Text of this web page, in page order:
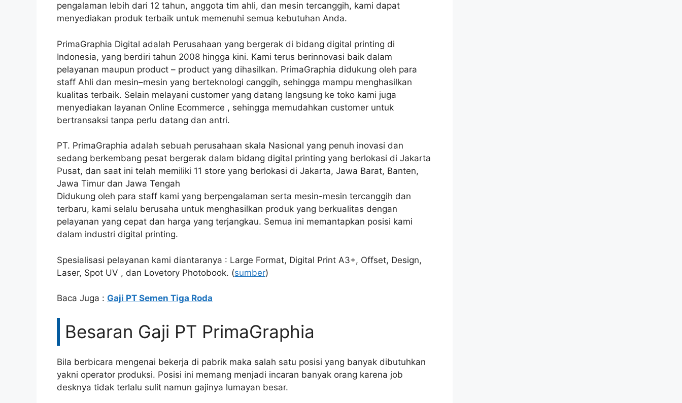
pengalaman lebih dari 12 tahun, anggota tim ahli, dan mesin tercanggih, kami dapat
menyediakan produk terbaik untuk memenuhi semua kebutuhan Anda.
PrimaGraphia Digital adalah Perusahaan yang bergerak di bidang digital printing di
Indonesia, yang berdiri tahun 2008 hingga kini. Kami terus berinnovasi baik dalam
pelayanan maupun product – product yang dihasilkan. PrimaGraphia didukung oleh para
staff Ahli dan mesin–mesin yang berteknologi canggih, sehingga mampu menghasilkan
kualitas terbaik. Selain melayani customer yang datang langsung ke toko kami juga
menyediakan layanan Online Ecommerce , sehingga memudahkan customer untuk
bertransaksi tanpa perlu datang dan antri.
PT. PrimaGraphia adalah sebuah perusahaan skala Nasional yang penuh inovasi dan
sedang berkembang pesat bergerak dalam bidang digital printing yang berlokasi di Jakarta
Pusat, dan saat ini telah memiliki 11 store yang berlokasi di Jakarta, Jawa Barat, Banten,
Jawa Timur dan Jawa Tengah
Didukung oleh para staff kami yang berpengalaman serta mesin-mesin tercanggih dan
terbaru, kami selalu berusaha untuk menghasilkan produk yang berkualitas dengan
pelayanan yang cepat dan harga yang terjangkau. Semua ini memantapkan posisi kami
dalam industri digital printing.
Spesialisasi pelayanan kami diantaranya : Large Format, Digital Print A3+, Offset, Design,
Laser, Spot UV , dan Lovetory Photobook. (sumber)
Baca Juga : Gaji PT Semen Tiga Roda
Besaran Gaji PT PrimaGraphia
Bila berbicara mengenai bekerja di pabrik maka salah satu posisi yang banyak dibutuhkan
yakni operator produksi. Posisi ini memang menjadi incaran banyak orang karena job
desknya tidak terlalu sulit namun gajinya lumayan besar.